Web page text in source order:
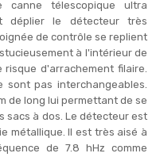
canne télescopique ultra
déplier le détecteur très
de contrôle se replient
à l'intérieur de
d'arrachement filaire.
sont pas interchangeables.
de long lui permettant de se
sacs à dos. Le détecteur est
métallique. Il est très aisé à
de 7.8 hHz comme